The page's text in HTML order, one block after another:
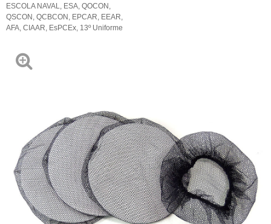
ESCOLA NAVAL
ESA QOCON
QSCON QCBCON EPCAR EEAR
AFA CIAAR EsPCEx 13º Uniforme